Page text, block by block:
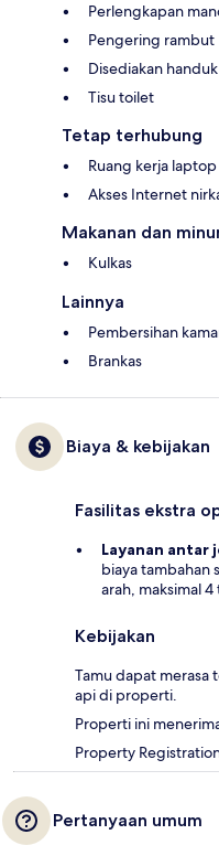
Perlengkapan
Pengering rambut
Disediakan handuk
Tisu toilet
Tetap terhubung
Ruang kerja laptop
Akses Internet
Makanan dan
Kulkas
Lainnya
Pembersihan
Brankas
Biaya & kebijakan
Fasilitas ekstra
Layanan antar
biaya tambahan
arah, maksimal 4
Kebijakan
Tamu dapat merasa
api di properti.
Properti ini
Property
Pertanyaan umum